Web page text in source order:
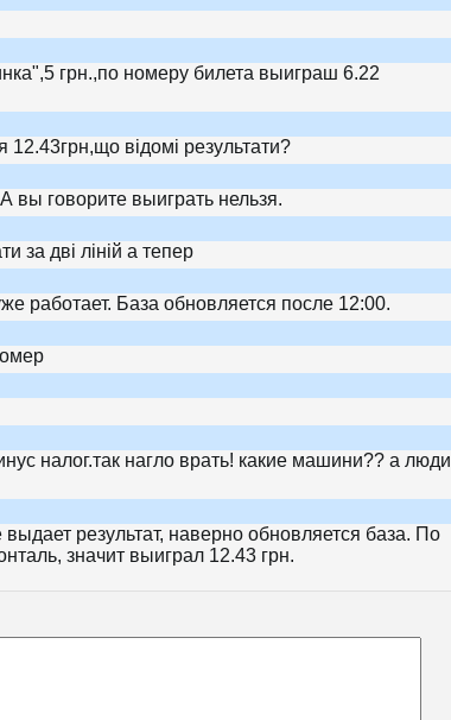
грн.,по номеру билета выиграш 6.22
12.43грн,що відомі результати?
вы говорите выиграть нельзя.
за дві ліній а тепер
работает. База обновляется после 12:00.
налог.так нагло врать! какие машини?? а люди
результат, наверно обновляется база. По
значит выиграл 12.43 грн.